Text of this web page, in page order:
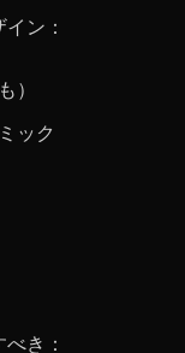
ン：
）
ック
き：